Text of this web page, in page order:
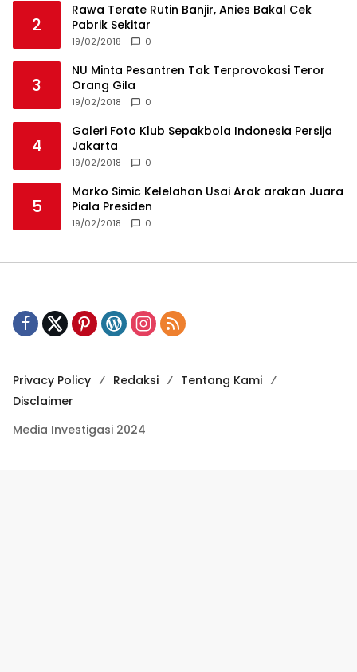
2
Rawa Terate Rutin Banjir, Anies Bakal Cek
Pabrik Sekitar
19/02/2018 0
3
NU Minta Pesantren Tak Terprovokasi Teror
Orang Gila
19/02/2018 0
4
Galeri Foto Klub Sepakbola Indonesia Persija
Jakarta
19/02/2018 0
5
Marko Simic Kelelahan Usai Arak arakan Juara
Piala Presiden
19/02/2018 0
Privacy Policy Redaksi
Tentang Kami
Disclaimer
Media Investigasi 2024